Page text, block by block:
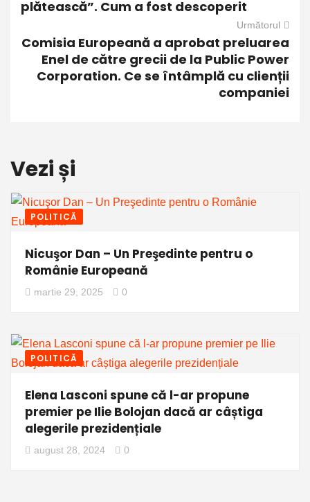
plătească”. Cum a fost descoperit
Următorul
Comisia Europeană a aprobat preluarea
Enel de către grecii de la Public Power
Corporation. Ce se întâmplă cu clienții
companiei
Vezi și
POLITICĂ
Nicuşor Dan – Un Preşedinte pentru o
Românie Europeană
martie 29, 2025 0
POLITICĂ
Elena Lasconi spune că l-ar propune
premier pe Ilie Bolojan dacă ar câștiga
alegerile prezidențiale
august 28, 2024 0